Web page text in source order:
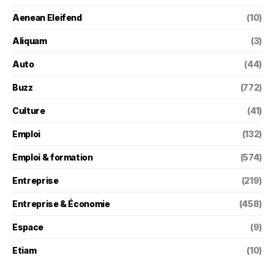
Aenean Eleifend (10)
Aliquam (3)
Auto (44)
Buzz (772)
Culture (41)
Emploi (132)
Emploi & formation (574)
Entreprise (219)
Entreprise & Économie (458)
Espace (9)
Etiam (10)